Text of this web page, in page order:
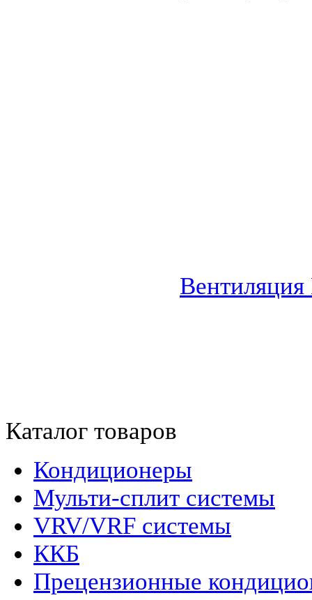
Каталог товаров
Кондиционеры
Мульти-сплит системы
VRV/VRF системы
ККБ
Прецензионные